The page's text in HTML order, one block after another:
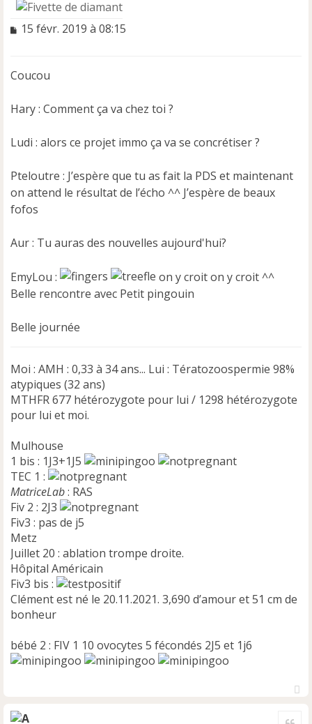
M
a
e
n
u
15 févr. 2019 à 08:15
Coucou
Hary : Comment ça va chez toi ?
Ludi : alors ce projet immo ça va se concrétiser ?
Pteloutre : J’espère que tu as fait la PDS et maintenant
on attend le résultat de l’écho ^^ J’espère de beaux
fofos
Aur : Tu auras des nouvelles aujourd'hui?
EmyLou :
on y croit on y croit ^^
Belle rencontre avec Petit pingouin
Belle journée
Moi : AMH : 0,33 à 34 ans... Lui : Tératozoospermie 98%
atypiques (32 ans)
MTHFR 677 hétérozygote pour lui / 1298 hétérozygote
pour lui et moi.
Mulhouse
1 bis : 1J3+1J5
TEC 1 :
MatriceLab: RAS
Fiv 2 : 2J3
Fiv3 : pas de j5
Metz
Juillet 20 : ablation trompe droite.
Hôpital Américain
Fiv3 bis :
Clément est né le 20.11.2021. 3,690 d’amour et 51 cm de
bonheur
bébé 2 : FIV 1 10 ovocytes 5 fécondés 2J5 et 1j6